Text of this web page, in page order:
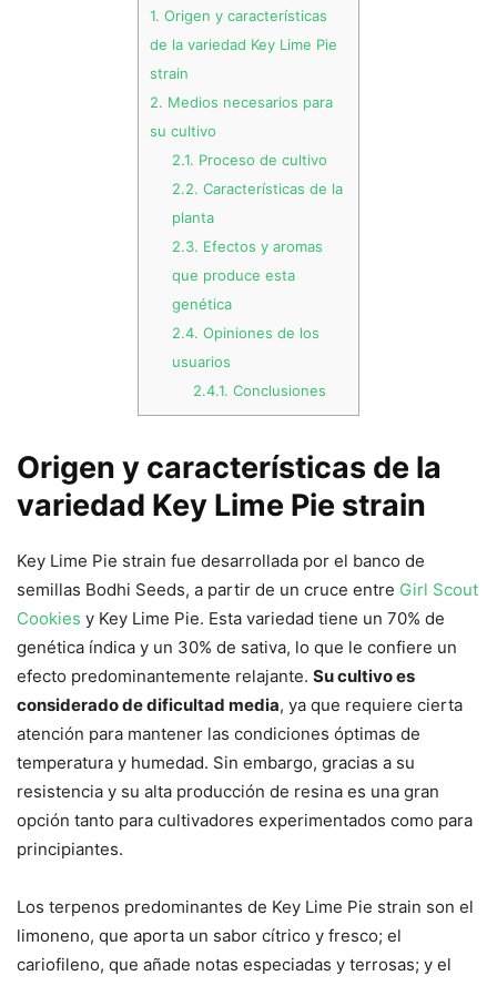
1. Origen y características
de la variedad Key Lime Pie
strain
2. Medios necesarios para
su cultivo
2.1. Proceso de cultivo
2.2. Características de la
planta
2.3. Efectos y aromas
que produce esta
genética
2.4. Opiniones de los
usuarios
2.4.1. Conclusiones
Origen y características de la
variedad Key Lime Pie strain
Key Lime Pie strain fue desarrollada por el banco de
semillas Bodhi Seeds, a partir de un cruce entre Girl Scout
Cookies y Key Lime Pie. Esta variedad tiene un 70% de
genética índica y un 30% de sativa, lo que le confiere un
efecto predominantemente relajante. Su cultivo es
considerado de dificultad media, ya que requiere cierta
atención para mantener las condiciones óptimas de
temperatura y humedad. Sin embargo, gracias a su
resistencia y su alta producción de resina es una gran
opción tanto para cultivadores experimentados como para
principiantes.
Los terpenos predominantes de Key Lime Pie strain son el
limoneno, que aporta un sabor cítrico y fresco; el
cariofileno, que añade notas especiadas y terrosas; y el